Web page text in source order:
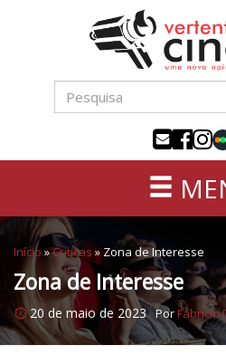
conteúdo
sétima
Início »Críticas »Zona de Interesse
Zona de Interesse
20 de maio de 2023 PorFabricio